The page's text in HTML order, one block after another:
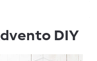
DIY